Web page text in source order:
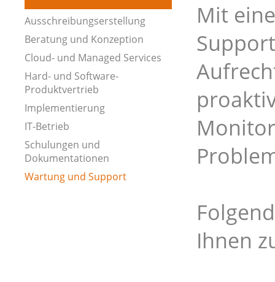
Ausschreibungserstellung
Beratung und Konzeption
Cloud- und Managed Services
Hard- und Software-
Produktvertrieb
Implementierung
IT-Betrieb
Schulungen und
Dokumentationen
Wartung und Support
Mit
Ihnen